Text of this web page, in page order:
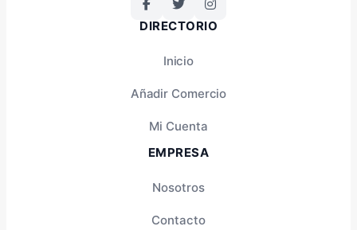
DIRECTORIO
Inicio
Añadir Comercio
Mi Cuenta
EMPRESA
Nosotros
Contacto